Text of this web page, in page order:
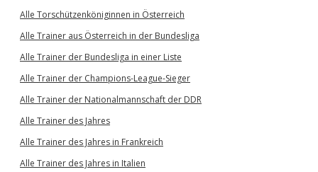
Alle Torschützenköniginnen in Österreich
Alle Trainer aus Österreich in der Bundesliga
Alle Trainer der Bundesliga in einer Liste
Alle Trainer der Champions-League-Sieger
Alle Trainer der Nationalmannschaft der DDR
Alle Trainer des Jahres
Alle Trainer des Jahres in Frankreich
Alle Trainer des Jahres in Italien